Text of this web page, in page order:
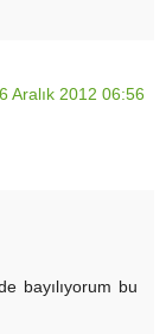
Aralık 2012 06:56
bayılıyorum bu